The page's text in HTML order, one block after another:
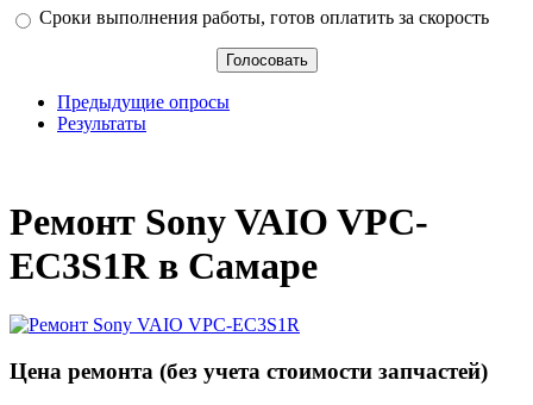
Сроки выполнения работы, готов оплатить за скорость
Предыдущие опросы
Результаты
Ремонт Sony VAIO VPC-
EC3S1R в Самаре
Цена ремонта (без учета стоимости запчастей)